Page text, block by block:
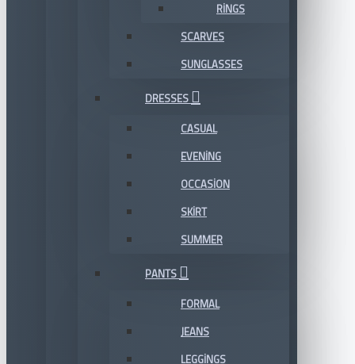
RINGS
SCARVES
SUNGLASSES
DRESSES
CASUAL
EVENING
OCCASION
SKIRT
SUMMER
PANTS
FORMAL
JEANS
LEGGINGS